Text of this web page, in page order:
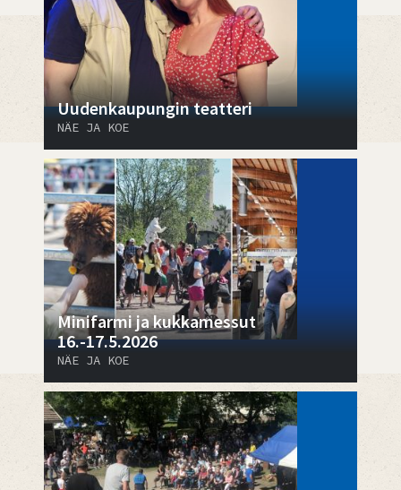
Uudenkaupungin teatteri
NÄE JA KOE
Minifarmi ja kukkamessut
16.-17.5.2026
NÄE JA KOE